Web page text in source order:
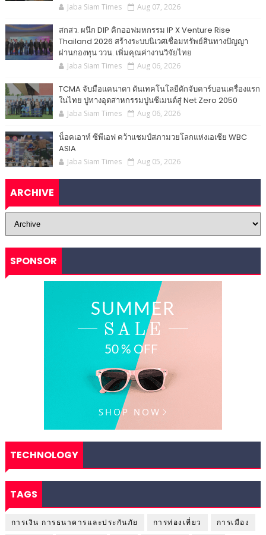
Jaba Siam Times Aug 07, 2026
สกสว. ผนึก DIP คิกออฟมหกรรม IP X Venture Rise
Thailand 2026 สร้างระบบนิเวศเชื่อมทรัพย์สินทางปัญญา
ผ่านกองทุน ววน. เพิ่มคุณค่างานวิจัยไทย
Jaba Siam Times Aug 06, 2026
TCMA จับมือแคนาดา ดันเทคโนโลยีดักจับคาร์บอนเครื่องแรก
ในไทย ปูทางอุตสาหกรรมปูนซีเมนต์สู่ Net Zero 2050
Jaba Siam Times Aug 06, 2026
น็อคเอาท์ ซีพีเอฟ คว้าแชมป์สภามวยโลกแห่งเอเชีย WBC
ASIA
Jaba Siam Times Aug 05, 2026
ARCHIVE
SPONSOR
TECHNOLOGY
TAGS
การเงิน การธนาคารและประกันภัย การท่องเที่ยว
การเมือง